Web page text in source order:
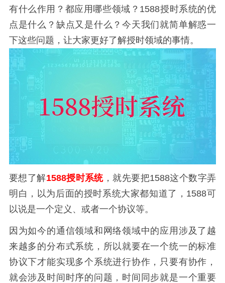
有什么作用？都应用哪些领域？1588授时系统的优
点是什么？缺点又是什么？今天我们就简单解惑一
下这些问题，让大家更好了解授时领域的事情。
要想了解1588授时系统，就先要把1588这个数字弄
明白，以为后面的授时系统大家都知道了，1588可
以说是一个定义、或者一个协议等。
因为如今的通信领域和网络领域中的应用涉及了越
来越多的分布式系统，所以就要在一个统一的标准
协议下才能实现多个系统进行协作，只要有协作，
就会涉及时间时序的问题，时间同步就是一个重要